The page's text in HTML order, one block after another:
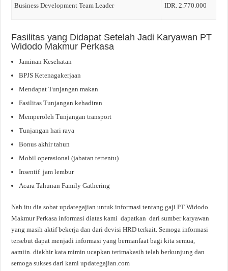
Business Development Team Leader IDR. 2.770.000
Fasilitas yang Didapat Setelah Jadi Karyawan PT
Widodo Makmur Perkasa
Jaminan Kesehatan
BPJS Ketenagakerjaan
Mendapat Tunjangan makan
Fasilitas Tunjangan kehadiran
Memperoleh Tunjangan transport
Tunjangan hari raya
Bonus akhir tahun
Mobil operasional (jabatan tertentu)
Insentif jam lembur
Acara Tahunan Family Gathering
Nah itu dia sobat updategajian untuk informasi tentang gaji PT Widodo
Makmur Perkasa informasi diatas kami dapatkan dari sumber karyawan
yang masih aktif bekerja dan dari devisi HRD terkait. Semoga informasi
tersebut dapat menjadi informasi yang bermanfaat bagi kita semua,
aamiin. diakhir kata mimin ucapkan terimakasih telah berkunjung dan
semoga sukses dari kami updategajian.com